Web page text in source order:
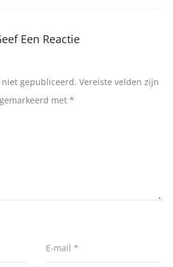
Een Reactie
gepubliceerd. Vereiste velden zijn
gemarkeerd met *
E-mail *